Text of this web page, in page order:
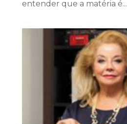
entender que a matéria é...